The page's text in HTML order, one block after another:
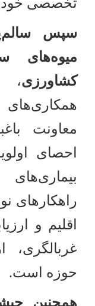
تخصصی خود
سپس
میوه‌های
کشاورزی،
معاونت
احصای
راهکارهای
اقلیم و
غربالگری،
حوزه است.
همچنین